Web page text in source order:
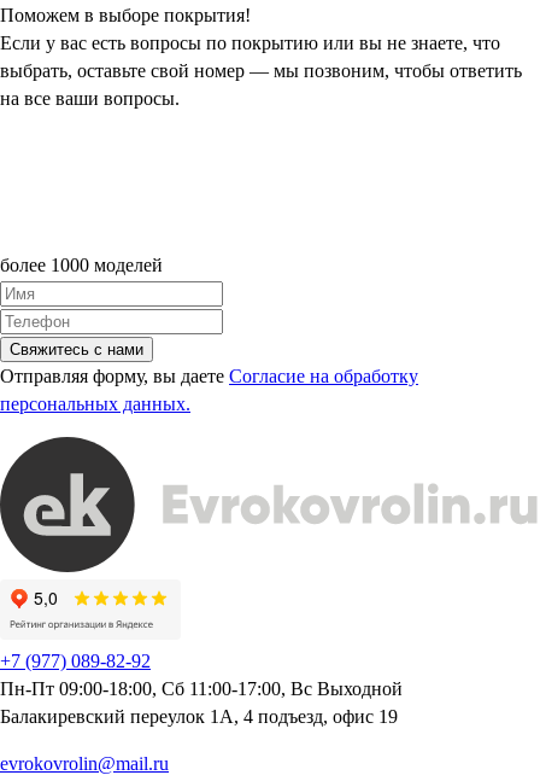
Поможем в выборе покрытия!
Если у вас есть вопросы по покрытию или вы не знаете, что
выбрать, оставьте свой номер — мы позвоним, чтобы ответить
на все ваши вопросы.
более 1000 моделей
Свяжитесь с нами
Отправляя форму, вы даете Согласие на обработку
персональных данных.
+7 (977) 089-82-92
Пн-Пт 09:00-18:00, Сб 11:00-17:00, Вс Выходной
Балакиревский переулок 1А, 4 подъезд, офис 19
evrokovrolin@mail.ru